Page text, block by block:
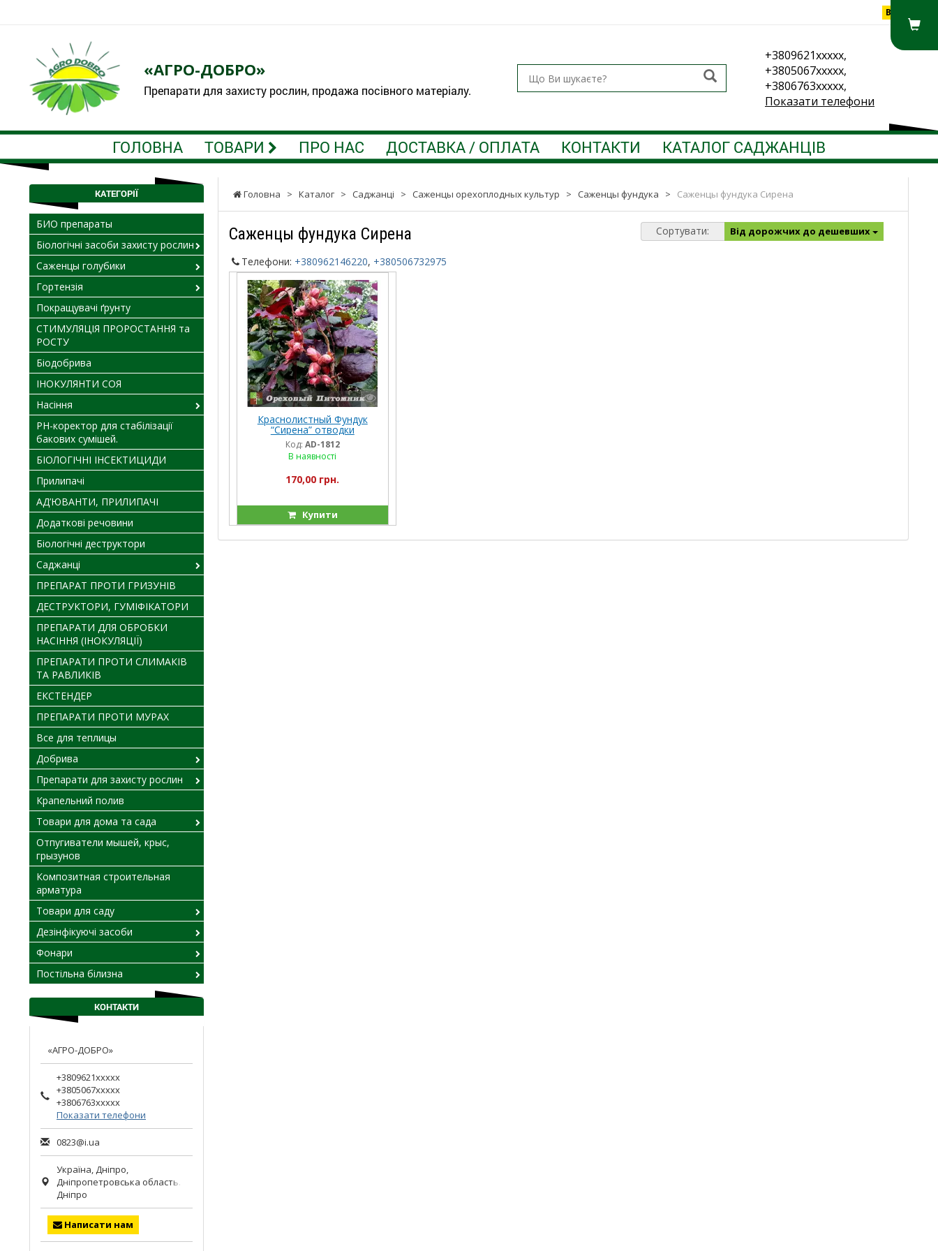
Вхід
«АГРО-ДОБРО»
Препарати для захисту рослин, продажа посівного матеріалу.
+3809621xxxxx,
+3805067xxxxx,
+3806763xxxxx,
Показати телефони
ГОЛОВНА ТОВАРИ ПРО НАС ДОСТАВКА / ОПЛАТА КОНТАКТИ КАТАЛОГ САДЖАНЦІВ
Головна > Каталог > Саджанці > Саженцы орехоплодных культур > Саженцы фундука > Саженцы фундука Сирена
Саженцы фундука Сирена Сортувати: Від дорожчих до дешевших
Телефони: +380962146220, +380506732975
Краснолистный Фундук
“Сирена” отводки
Код: AD-1812
В наявності
170,00 грн.
Купити
КАТЕГОРІЇ
БИО препараты
Біологічні засоби захисту рослин
Саженцы голубики
Гортензія
Покращувачі ґрунту
СТИМУЛЯЦІЯ ПРОРОСТАННЯ та
РОСТУ
Біодобрива
ІНОКУЛЯНТИ СОЯ
Насіння
PH-коректор для стабілізації
бакових сумішей.
БІОЛОГІЧНІ ІНСЕКТИЦИДИ
Прилипачі
АД’ЮВАНТИ, ПРИЛИПАЧІ
Додаткові речовини
Біологічні деструктори
Саджанці
ПРЕПАРАТ ПРОТИ ГРИЗУНІВ
ДЕСТРУКТОРИ, ГУМІФІКАТОРИ
ПРЕПАРАТИ ДЛЯ ОБРОБКИ
НАСІННЯ (ІНОКУЛЯЦІЇ)
ПРЕПАРАТИ ПРОТИ СЛИМАКІВ
ТА РАВЛИКІВ
ЕКСТЕНДЕР
ПРЕПАРАТИ ПРОТИ МУРАХ
Все для теплицы
Добрива
Препарати для захисту рослин
Крапельний полив
Товари для дома та сада
Отпугиватели мышей, крыс,
грызунов
Композитная строительная
арматура
Товари для саду
Дезінфікуючі засоби
Фонари
Постільна білизна
КОНТАКТИ
«АГРО-ДОБРО»
+3809621xxxxx
+3805067xxxxx
+3806763xxxxx
Показати телефони
0823@i.ua
Україна,Дніпро,
Дніпропетровська область.
Дніпро
Написати нам